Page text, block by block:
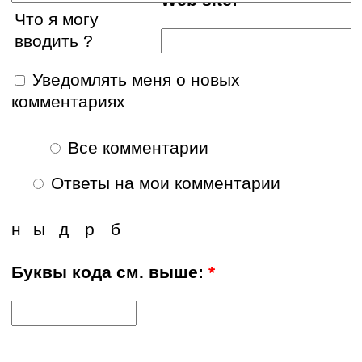
Что я могу
вводить ?
Уведомлять меня о новых
комментариях
Все комментарии
Ответы на мои комментарии
н ы б
р
д
Буквы кода см. выше:*